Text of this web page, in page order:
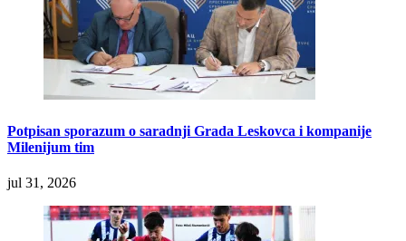
Potpisan sporazum o saradnji Grada Leskovca i kompanije
Milenijum tim
jul 31, 2026